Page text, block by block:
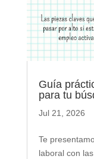
Guía
para tu
Jul 21, 2026
Te
laboral con